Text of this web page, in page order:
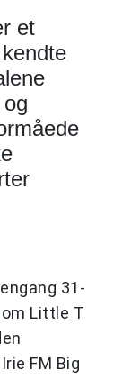
et
31-
Little T
FM Big